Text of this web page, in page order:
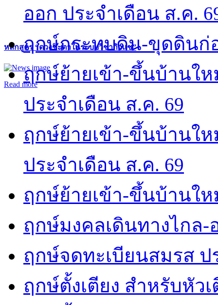
หลักสูตร “ดวงชะตาในระบบวิชากิวแช”
Read more
ออก ประจำเดือน ส.ค.
ฤกษ์กระทบดิน-ขุดดินก่
ฤกษ์ย้ายเข้า-ขึ้นบ้านใ
ประจำเดือน ส.ค. 69
ฤกษ์ย้ายเข้า-ขึ้นบ้านใ
ประจำเดือน ส.ค. 69
ฤกษ์ย้ายเข้า-ขึ้นบ้านให
ฤกษ์มงคลเดินทางไกล-
ฤกษ์จดทะเบียนสมรส ป
ฤกษ์ตั้งเตียง สำหรับหัว